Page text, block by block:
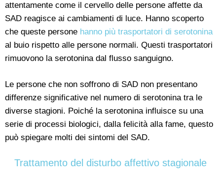
attentamente come il cervello delle persone affette da
SAD reagisce ai cambiamenti di luce. Hanno scoperto
che queste persone hanno più trasportatori di serotonina
al buio rispetto alle persone normali. Questi trasportatori
rimuovono la serotonina dal flusso sanguigno.
Le persone che non soffrono di SAD non presentano
differenze significative nel numero di serotonina tra le
diverse stagioni. Poiché la serotonina influisce su una
serie di processi biologici, dalla felicità alla fame, questo
può spiegare molti dei sintomi del SAD.
Trattamento del disturbo affettivo stagionale